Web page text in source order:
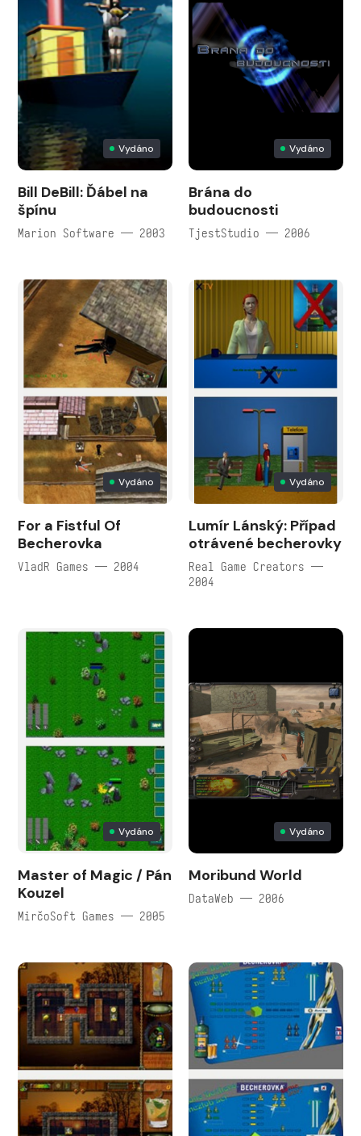
Vydáno
Bill DeBill: Ďábel na
špínu
Marion Software — 2003
Vydáno
Brána do
budoucnosti
TjestStudio — 2006
Vydáno
For a Fistful Of
Becherovka
VladR Games — 2004
Vydáno
Lumír Lánský: Případ
otrávené becherovky
Real Game Creators —
2004
Vydáno
Master of Magic / Pán
Kouzel
MirčoSoft Games — 2005
Vydáno
Moribund World
DataWeb — 2006